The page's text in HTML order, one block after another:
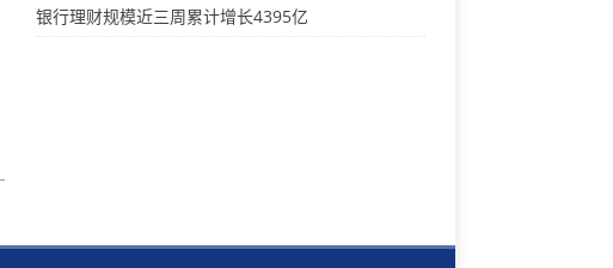
银行理财规模近三周累计增长4395亿